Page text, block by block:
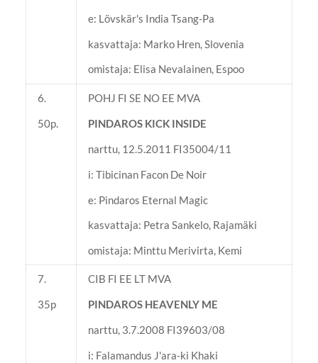
e: Lövskär's India Tsang-Pa
kasvattaja: Marko Hren, Slovenia
omistaja: Elisa Nevalainen, Espoo
6.
50p.
POHJ FI SE NO EE MVA
PINDAROS KICK INSIDE
narttu, 12.5.2011 FI35004/11
i: Tibicinan Facon De Noir
e: Pindaros Eternal Magic
kasvattaja: Petra Sankelo, Rajamäki
omistaja: Minttu Merivirta, Kemi
7.
35p
CIB FI EE LT MVA
PINDAROS HEAVENLY ME
narttu, 3.7.2008 FI39603/08
i: Falamandus J'ara-ki Khaki